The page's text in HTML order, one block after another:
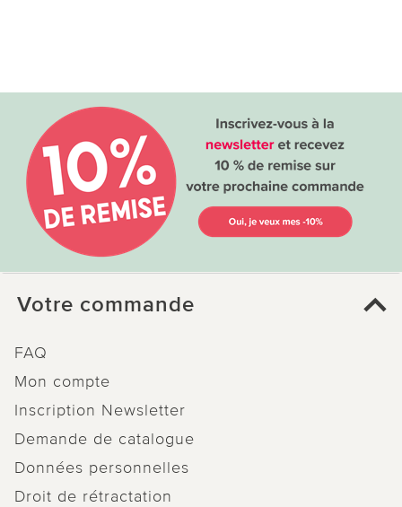
Votre commande
FAQ
Mon compte
Inscription Newsletter
Demande de catalogue
Données personnelles
Droit de rétractation